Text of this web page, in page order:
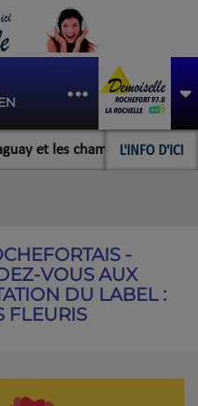
L'INFO D'ICI
et les championnats du
-
VOUS AUX
DU LABEL :
FLEURIS